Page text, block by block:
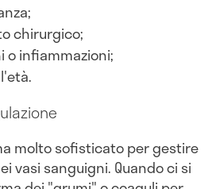
chirurgico;
o infiammazioni;
molto sofisticato per gestire
vasi sanguigni. Quando ci si